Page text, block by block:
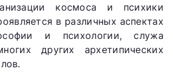
космоса и психики
в различных аспектах
и психологии, служа
других архетипических